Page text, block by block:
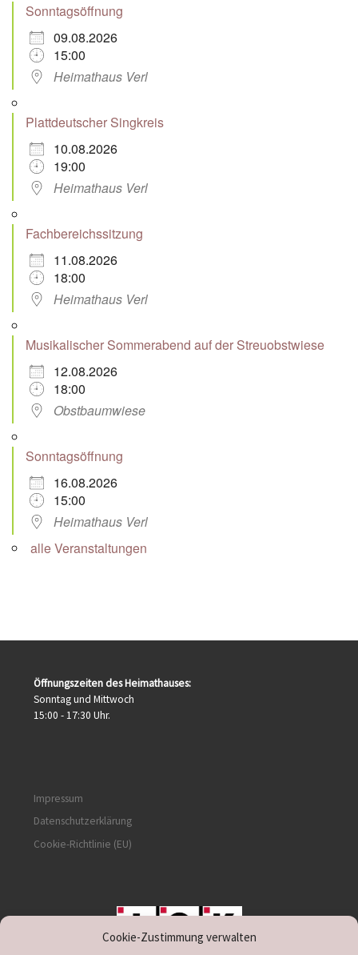
Cookie-Zustimmung verwalten
Sonntagsöffnung
09.08.2026
15:00
Heimathaus Verl
Plattdeutscher Singkreis
10.08.2026
19:00
Heimathaus Verl
Fachbereichssitzung
11.08.2026
18:00
Heimathaus Verl
Musikalischer Sommerabend auf der Streuobstwiese
12.08.2026
18:00
Obstbaumwiese
Sonntagsöffnung
16.08.2026
15:00
Heimathaus Verl
alle Veranstaltungen
Öffnungszeiten des Heimathauses:
Sonntag und Mittwoch
15:00 - 17:30 Uhr.
Impressum
Datenschutzerklärung
Cookie-Richtlinie (EU)